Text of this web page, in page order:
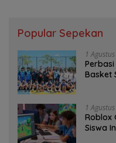
Popular Sepekan
1
Basket
1
Roblox
Siswa